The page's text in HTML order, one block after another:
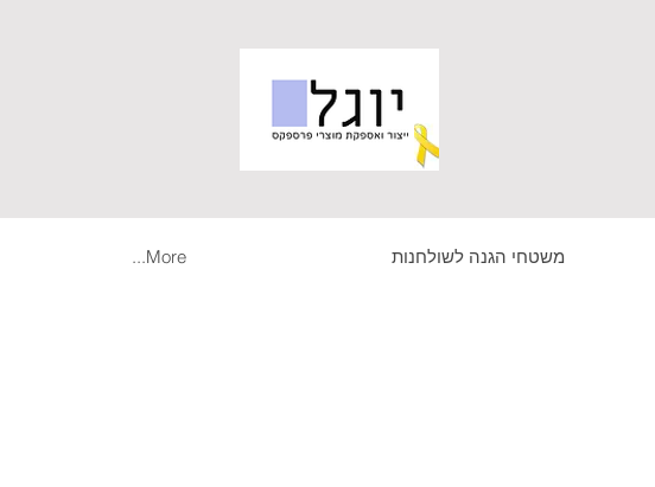
משטחי הגנה לשולחנות More...